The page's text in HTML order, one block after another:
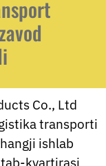
Co., Ltd
transporti
ishlab
kvartirasi